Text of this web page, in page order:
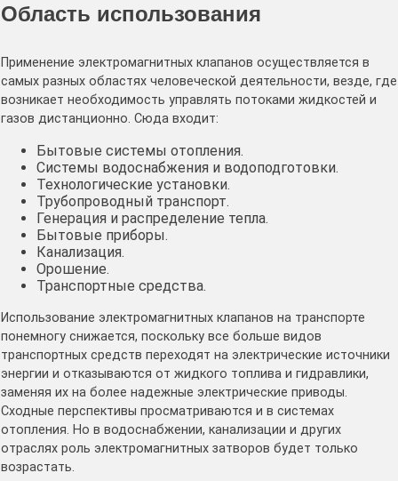
Область использования
Применение электромагнитных клапанов осуществляется в
самых разных областях человеческой деятельности, везде, где
возникает необходимость управлять потоками жидкостей и
газов дистанционно. Сюда входит:
Бытовые системы отопления.
Системы водоснабжения и водоподготовки.
Технологические установки.
Трубопроводный транспорт.
Генерация и распределение тепла.
Бытовые приборы.
Канализация.
Орошение.
Транспортные средства.
Использование электромагнитных клапанов на транспорте
понемногу снижается, поскольку все больше видов
транспортных средств переходят на электрические источники
энергии и отказываются от жидкого топлива и гидравлики,
заменяя их на более надежные электрические приводы.
Сходные перспективы просматриваются и в системах
отопления. Но в водоснабжении, канализации и других
отраслях роль электромагнитных затворов будет только
возрастать.